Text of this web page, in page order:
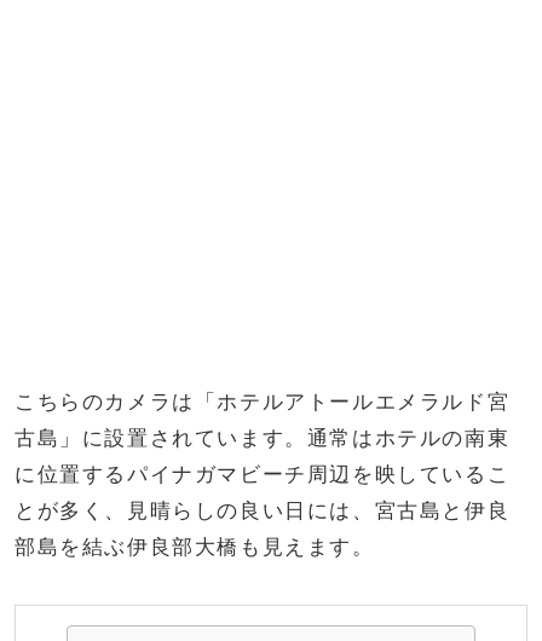
こちらのカメラは「ホテルアトールエメラルド宮
古島」に設置されています。通常はホテルの南東
に位置するパイナガマビーチ周辺を映しているこ
とが多く、見晴らしの良い日には、宮古島と伊良
部島を結ぶ伊良部大橋も見えます。